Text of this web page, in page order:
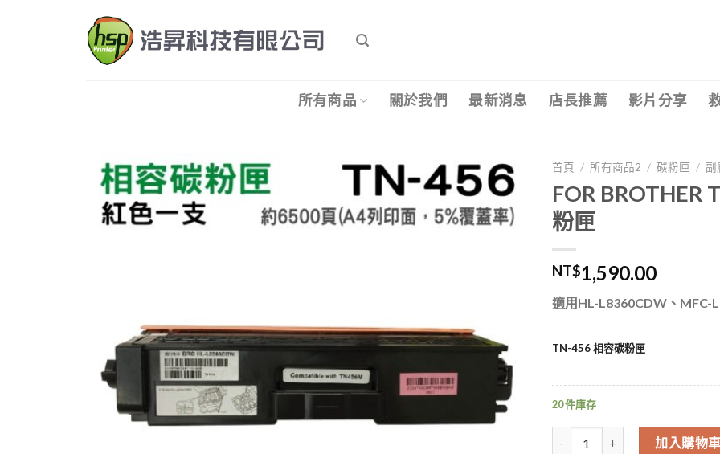
所有商品 關於我們 最新消息 店長推薦 影片分享
首頁 / 所有商品2 / 碳粉匣 / 副
FOR BROTHER
粉匣
NT$1,590.00
適用HL-L8360CDW、MFC-
TN-456 相容碳粉匣
20 件庫存
FOR BROTHER TN-456M 紅 兼
加入購物車